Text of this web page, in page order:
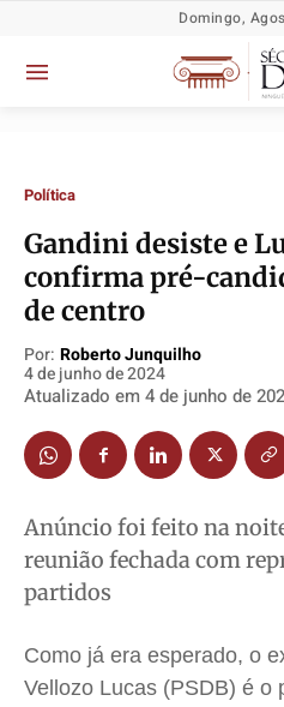
Política
TV Século
Educação
Meio Ambiente
Saúde
Cidades
Economia
Política
TV Século
Educação
Meio Ambiente
Saúde
Cidades
Economia
Política
TV Século
Educação
Meio Ambiente
Saúde
Cidades
Economia
Política
TV Século
Educação
Meio Ambiente
Saúde
Cidades
Economia
Domingo,
Política
Gandini desiste e
confirma pré-
de centro
Por: Roberto Junquilho
4 de junho de 2024
Atualizado em 4 de junho de
Anúncio foi feito na
reunião fechada com
partidos
Como já era esperado, o
Vellozo Lucas (PSDB) é o